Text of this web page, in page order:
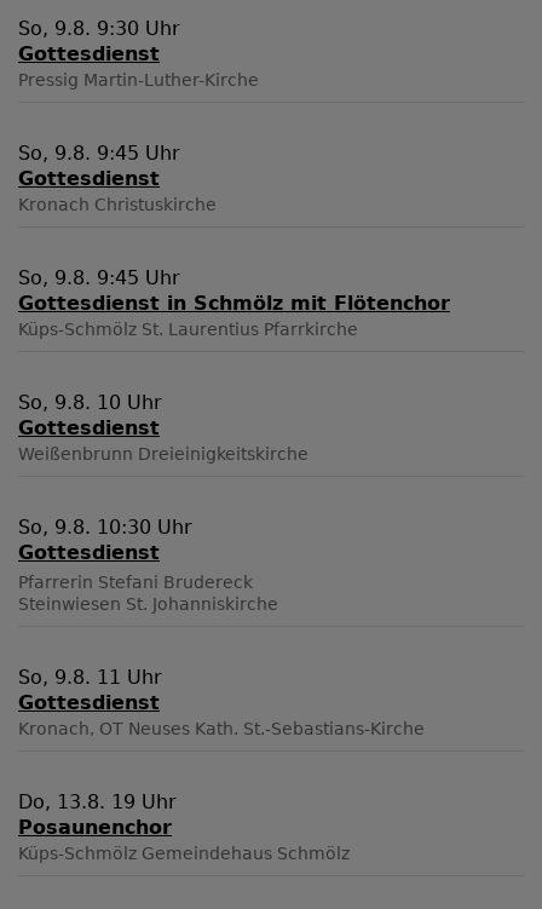
So, 9.8. 9:30 Uhr
Gottesdienst
Pressig Martin-Luther-Kirche
So, 9.8. 9:45 Uhr
Gottesdienst
Kronach Christuskirche
So, 9.8. 9:45 Uhr
Gottesdienst in Schmölz mit Flötenchor
Küps-Schmölz St. Laurentius Pfarrkirche
So, 9.8. 10 Uhr
Gottesdienst
Weißenbrunn Dreieinigkeitskirche
So, 9.8. 10:30 Uhr
Gottesdienst
Pfarrerin Stefani Brudereck
Steinwiesen St. Johanniskirche
So, 9.8. 11 Uhr
Gottesdienst
Kronach, OT Neuses Kath. St.-Sebastians-Kirche
Do, 13.8. 19 Uhr
Posaunenchor
Küps-Schmölz Gemeindehaus Schmölz